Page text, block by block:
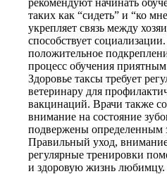
рекомендуют начинать
таких как “сидеть” и “ко
укрепляет связь между
способствует
положительное
процесс обучения
Здоровье таксы требует
ветеринару для
вакцинаций. Врачи также
внимание на состояние
подвержены определенным
Правильный уход,
регулярные тренировки
и здоровую жизнь любимцу.